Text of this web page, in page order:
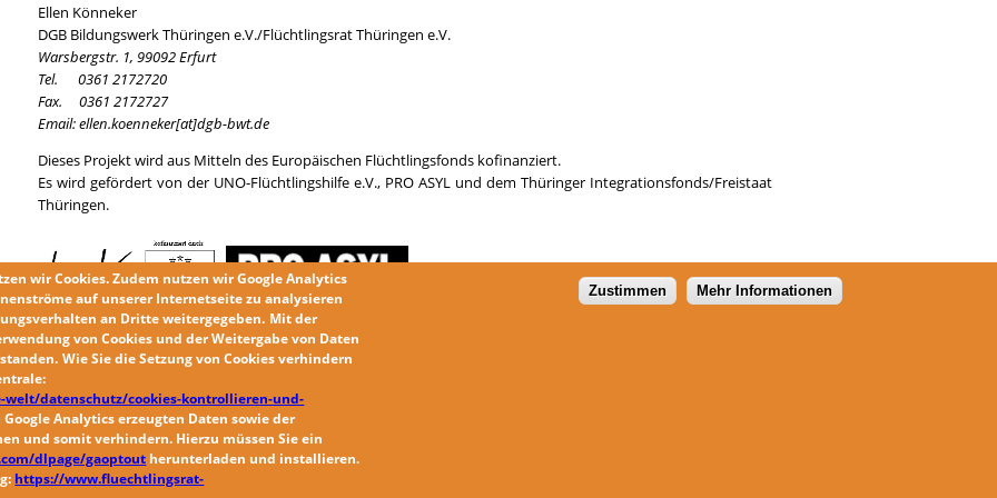
Ellen Könneker
DGB Bildungswerk Thüringen e.V./Flüchtlingsrat Thüringen e.V.
Warsbergstr. 1, 99092 Erfurt
Tel. 0361 2172720
Fax. 0361 2172727
Email: ellen.koenneker[at]dgb-bwt.de
Dieses Projekt wird aus Mitteln des Europäischen Flüchtlingsfonds kofinanziert.
Es wird gefördert von der UNO-Flüchtlingshilfe e.V., PRO ASYL und dem Thüringer Integrationsfonds/Freistaat
Thüringen.
wirCookies. Zudem nutzen wirGoogle Analytics
auf unserer Internetseite zu analysieren
an Dritte weitergegeben. Mit der
von Cookies und der Weitergabe von Daten
. Wie Sie dieSetzung von Cookies verhindern
datenschutz/cookies-kontrollieren-und-
Analytics erzeugten Daten sowie der
und somit verhindern. Hierzu müssen Sie ein
dlpage/gaoptout herunterladen und installieren.
https://www.fluechtlingsrat-
Zustimmen Mehr Informationen